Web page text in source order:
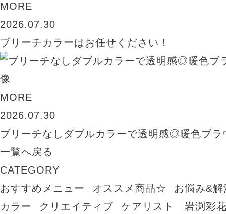
MORE
2026.07.30
ブリーチカラーはお任せください！
MORE
2026.07.30
ブリーチなしダブルカラーで透明感◎暖色ブラ
一覧へ戻る
CATEGORY
おすすめメニュー
オススメ商品☆
お悩み&解
カラー
クリエイティブ
ケアリスト 岩渕彩